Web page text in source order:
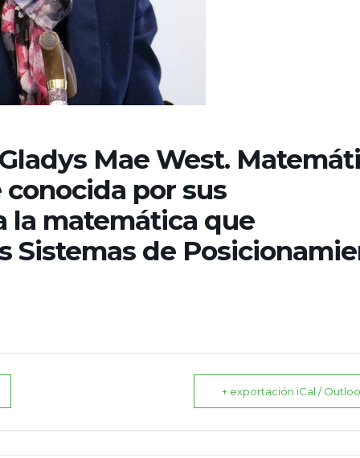
Mae West.
por sus
la matemática que
Sistemas de
+ exportación iCal /